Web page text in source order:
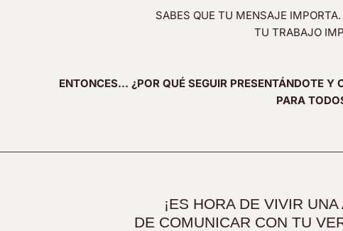
SABES QUE TU MENSAJE
TU TRABAJO
ENTONCES… ¿POR QUÉ SEGUIR PRESENTÁNDOTE
PARA
¡ES HORA DE VIVIR
DE COMUNICAR CON TU